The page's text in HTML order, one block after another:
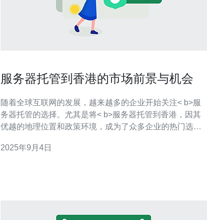
服务器托管到香港的市场前景与机会
随着全球互联网的发展，越来越多的企业开始关注< b>服
务器托管的选择。尤其是将< b>服务器托管到香港，因其
优越的地理位置和政策环境，成为了众多企业的热门选
香港的市场前景与机会，分析最佳、最便宜的选择，帮助
2025年9月4日